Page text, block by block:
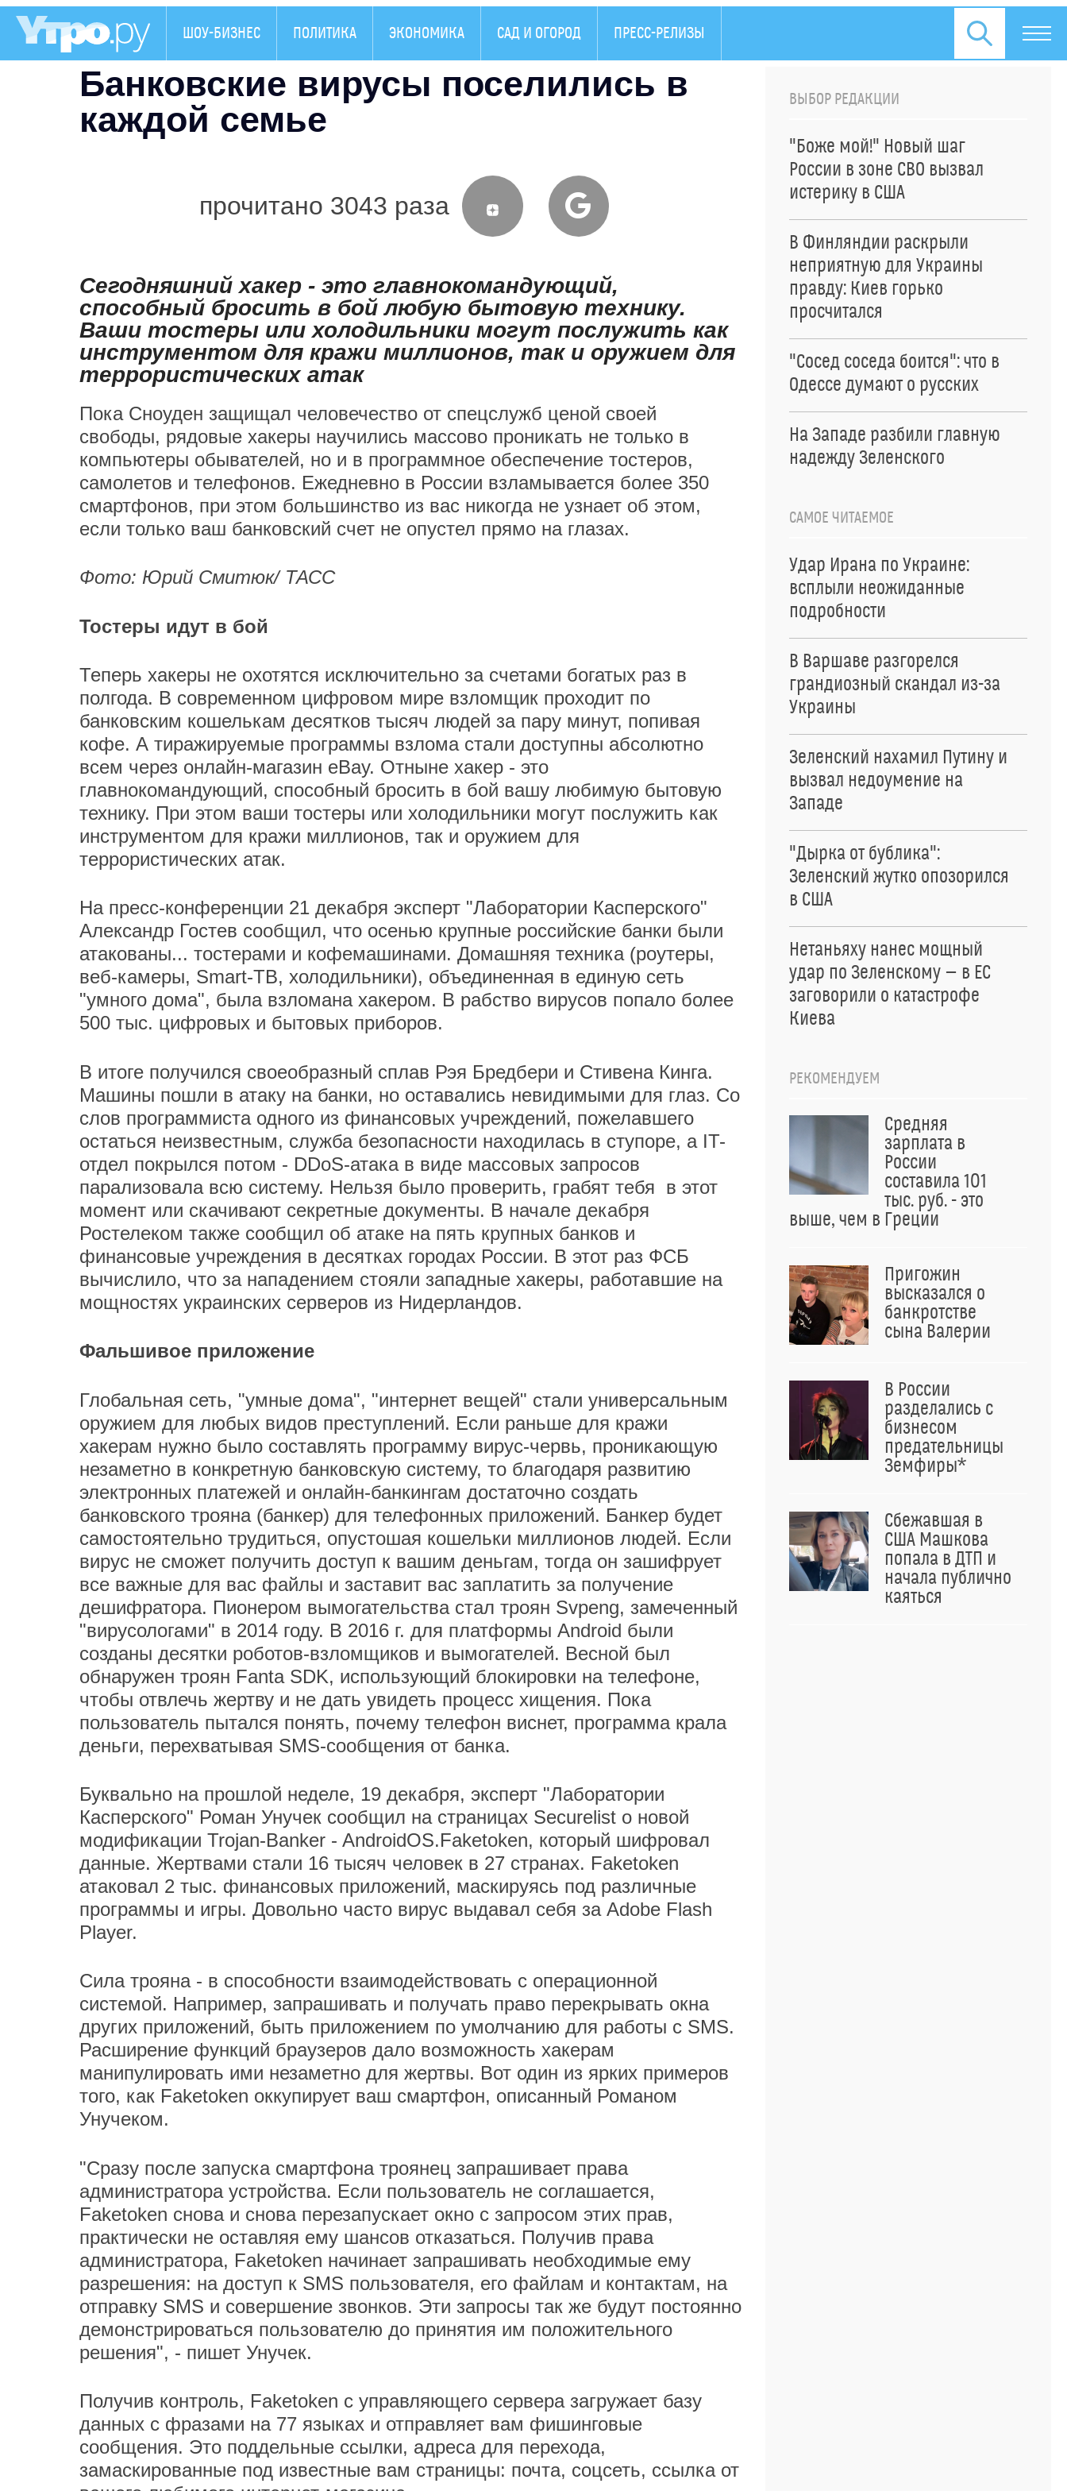
ШОУ-БИЗНЕС ПОЛИТИКА ЭКОНОМИКА САД И ОГОРОД ПРЕСС-РЕЛИЗЫ
Банковские вирусы поселились в
каждой семье
прочитано 3043 раза
Сегодняшний хакер - это главнокомандующий,
способный бросить в бой любую бытовую технику.
Ваши тостеры или холодильники могут послужить как
инструментом для кражи миллионов, так и оружием для
террористических атак
Пока Сноуден защищал человечество от спецслужб ценой своей
свободы, рядовые хакеры научились массово проникать не только в
компьютеры обывателей, но и в программное обеспечение тостеров,
самолетов и телефонов. Ежедневно в России взламывается более 350
смартфонов, при этом большинство из вас никогда не узнает об этом,
если только ваш банковский счет не опустел прямо на глазах.
Фото: Юрий Смитюк/ ТАСС
Тостеры идут в бой
Теперь хакеры не охотятся исключительно за счетами богатых раз в
полгода. В современном цифровом мире взломщик проходит по
банковским кошелькам десятков тысяч людей за пару минут, попивая
кофе. А тиражируемые программы взлома стали доступны абсолютно
всем через онлайн-магазин eBay. Отныне хакер - это
главнокомандующий, способный бросить в бой вашу любимую бытовую
технику. При этом ваши тостеры или холодильники могут послужить как
инструментом для кражи миллионов, так и оружием для
террористических атак.
На пресс-конференции 21 декабря эксперт "Лаборатории Касперского"
Александр Гостев сообщил, что осенью крупные российские банки были
атакованы... тостерами и кофемашинами. Домашняя техника (роутеры,
веб-камеры, Smart-ТВ, холодильники), объединенная в единую сеть
"умного дома", была взломана хакером. В рабство вирусов попало более
500 тыс. цифровых и бытовых приборов.
В итоге получился своеобразный сплав Рэя Бредбери и Стивена Кинга.
Машины пошли в атаку на банки, но оставались невидимыми для глаз. Со
слов программиста одного из финансовых учреждений, пожелавшего
остаться неизвестным, служба безопасности находилась в ступоре, а IT-
отдел покрылся потом - DDoS-атака в виде массовых запросов
парализовала всю систему. Нельзя было проверить, грабят тебя в этот
момент или скачивают секретные документы. В начале декабря
Ростелеком также сообщил об атаке на пять крупных банков и
финансовые учреждения в десятках городах России. В этот раз ФСБ
вычислило, что за нападением стояли западные хакеры, работавшие на
мощностях украинских серверов из Нидерландов.
Фальшивое приложение
Глобальная сеть, "умные дома", "интернет вещей" стали универсальным
оружием для любых видов преступлений. Если раньше для кражи
хакерам нужно было составлять программу вирус-червь, проникающую
незаметно в конкретную банковскую систему, то благодаря развитию
электронных платежей и онлайн-банкингам достаточно создать
банковского трояна (банкер) для телефонных приложений. Банкер будет
самостоятельно трудиться, опустошая кошельки миллионов людей. Если
вирус не сможет получить доступ к вашим деньгам, тогда он зашифрует
все важные для вас файлы и заставит вас заплатить за получение
дешифратора. Пионером вымогательства стал троян Svpeng, замеченный
"вирусологами" в 2014 году. В 2016 г. для платформы Android были
созданы десятки роботов-взломщиков и вымогателей. Весной был
обнаружен троян Fanta SDK, использующий блокировки на телефоне,
чтобы отвлечь жертву и не дать увидеть процесс хищения. Пока
пользователь пытался понять, почему телефон виснет, программа крала
деньги, перехватывая SMS-сообщения от банка.
Буквально на прошлой неделе, 19 декабря, эксперт "Лаборатории
Касперского" Роман Унучек сообщил на страницах Securelist о новой
модификации Trojan-Banker - AndroidOS.Faketoken, который шифровал
данные. Жертвами стали 16 тысяч человек в 27 странах. Faketoken
атаковал 2 тыс. финансовых приложений, маскируясь под различные
программы и игры. Довольно часто вирус выдавал себя за Adobe Flash
Player.
Сила трояна - в способности взаимодействовать с операционной
системой. Например, запрашивать и получать право перекрывать окна
других приложений, быть приложением по умолчанию для работы с SMS.
Расширение функций браузеров дало возможность хакерам
манипулировать ими незаметно для жертвы. Вот один из ярких примеров
того, как Faketoken оккупирует ваш смартфон, описанный Романом
Унучеком.
"Сразу после запуска смартфона троянец запрашивает права
администратора устройства. Если пользователь не соглашается,
Faketoken снова и снова перезапускает окно с запросом этих прав,
практически не оставляя ему шансов отказаться. Получив права
администратора, Faketoken начинает запрашивать необходимые ему
разрешения: на доступ к SMS пользователя, его файлам и контактам, на
отправку SMS и совершение звонков. Эти запросы так же будут постоянно
демонстрироваться пользователю до принятия им положительного
решения", - пишет Унучек.
Получив контроль, Faketoken с управляющего сервера загружает базу
данных с фразами на 77 языках и отправляет вам фишинговые
сообщения. Это поддельные ссылки, адреса для перехода,
замаскированные под известные вам страницы: почта, соцсеть, ссылка от
ВЫБОР РЕДАКЦИИ
"Боже мой!" Новый шаг
России в зоне СВО вызвал
истерику в США
В Финляндии раскрыли
неприятную для Украины
правду: Киев горько
просчитался
"Сосед соседа боится": что в
Одессе думают о русских
На Западе разбили главную
надежду Зеленского
САМОЕ ЧИТАЕМОЕ
Удар Ирана по Украине:
всплыли неожиданные
подробности
В Варшаве разгорелся
грандиозный скандал из-за
Украины
Зеленский нахамил Путину и
вызвал недоумение на
Западе
"Дырка от бублика":
Зеленский жутко опозорился
в США
Нетаньяху нанес мощный
удар по Зеленскому — в ЕС
заговорили о катастрофе
Киева
РЕКОМЕНДУЕМ
Средняя
зарплата в
России
составила 101
тыс. руб. - это
выше, чем в Греции
Пригожин
высказался о
банкротстве
сына Валерии
В России
разделались с
бизнесом
предательницы
Земфиры*
Сбежавшая в
США Машкова
попала в ДТП и
начала публично
каяться